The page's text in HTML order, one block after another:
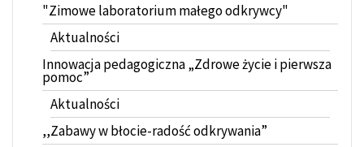
"Zimowe laboratorium małego odkrywcy"
Aktualności
Innowacja pedagogiczna „Zdrowe życie i pierwsza
pomoc”
Aktualności
,,Zabawy w błocie-radość odkrywania”